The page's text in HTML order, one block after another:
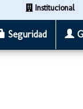
Institucional
Seguridad